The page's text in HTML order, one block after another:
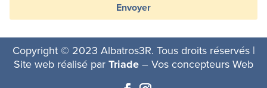
Envoyer
Copyright © 2023 Albatros3R. Tous droits réservés |
Site web réalisé par Triade – Vos concepteurs Web